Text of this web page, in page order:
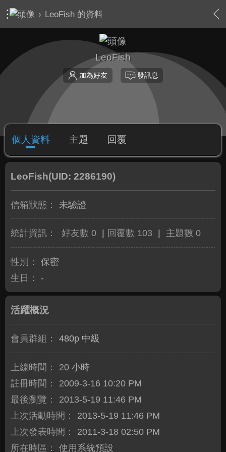
› LeoFish 的資料
LeoFish
加為好友 發訊息
個人資料 主題 回覆
LeoFish(UID: 2286190)
信箱狀態： 未驗證
統計資訊： 好友數 0 回覆數 103 主題數 0
性別：
保密
生日：
-
活躍概況
會員群組： 480p 中級
上線時間：
20 小時
註冊時間：
2009-3-16 10:20 PM
最後瀏覽：
2013-5-19 11:46 PM
上次活動時間：
2013-5-19 11:46 PM
上次發表時間：
2011-3-18 02:50 PM
所在時區：
使用系統預設